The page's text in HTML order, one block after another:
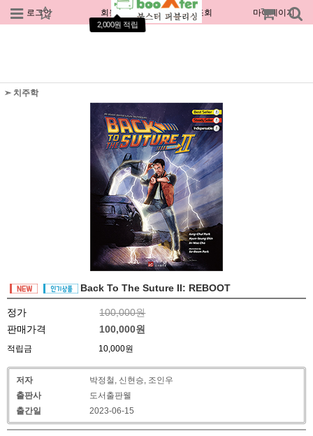
로그인 회원가입
2,000원 적립
주문조회 마이페이지
➣ 치주학
Back To The Suture II: REBOOT
정가
100,000원
판매가격
100,000원
적립금 10,000원
저자
박정철, 신현승, 조인우
출판사
도서출판웰
출간일
2023-06-15